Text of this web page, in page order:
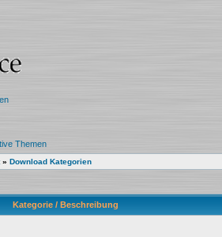
Themen
» Download Kategorien
Kategorie / Beschreibung